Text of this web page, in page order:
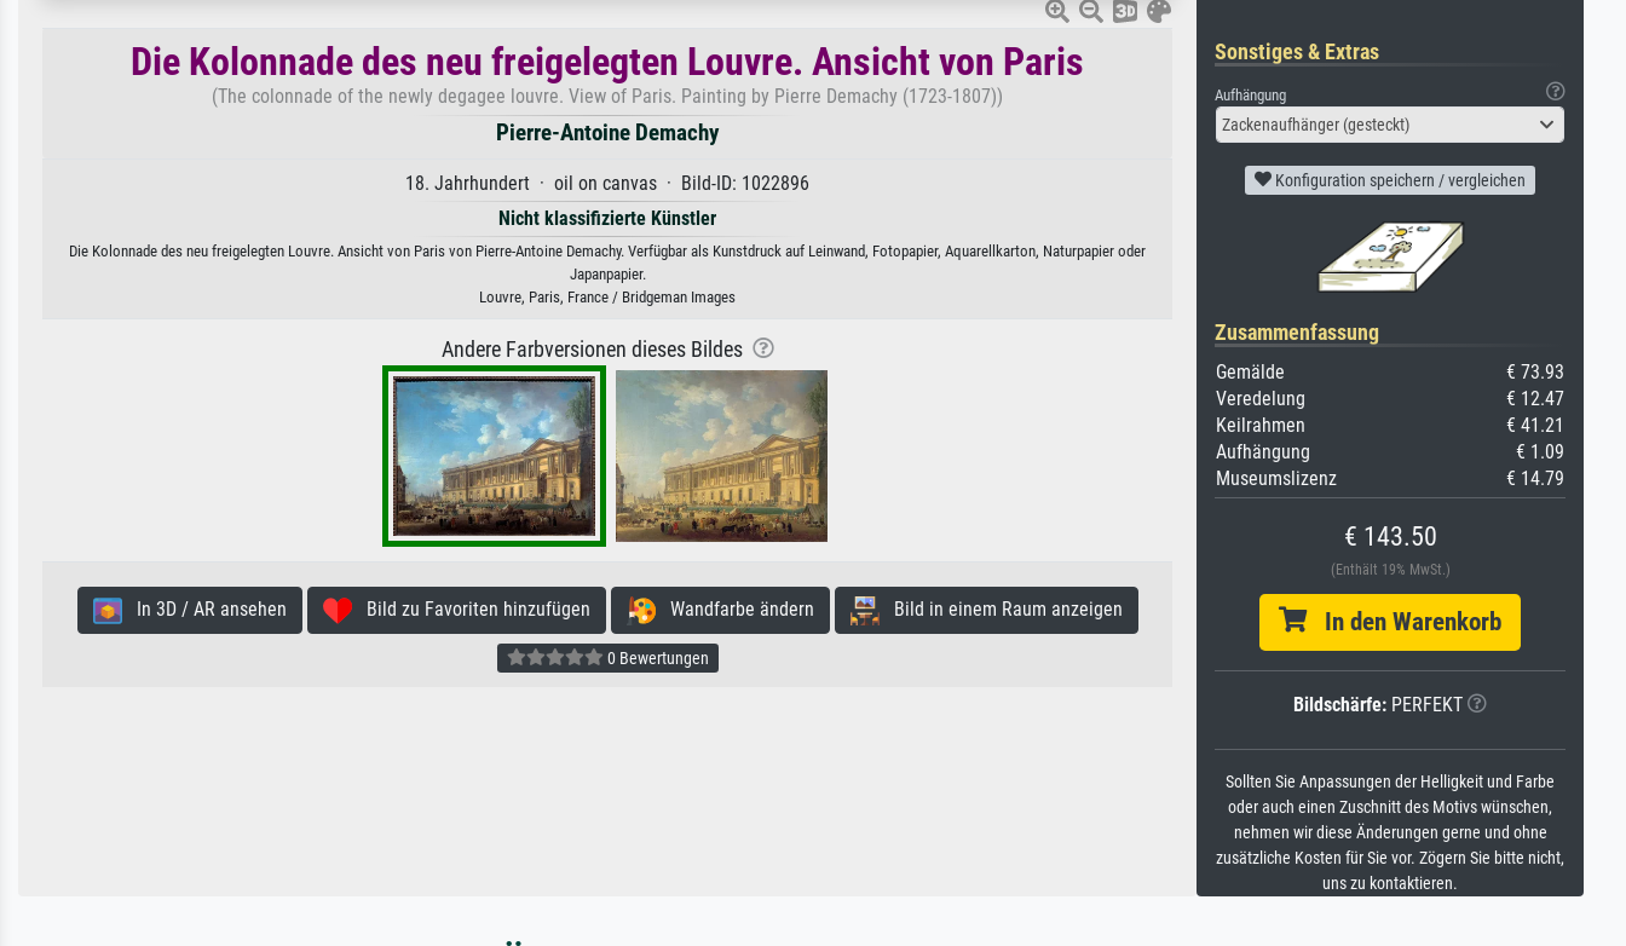
Die Kolonnade des neu freigelegten Louvre. Ansicht von Paris
(The colonnade of the newly degagee louvre. View of Paris. Painting by Pierre Demachy (1723-1807))
Pierre-Antoine Demachy
18. Jahrhundert · oil on canvas · Bild-ID: 1022896
Nicht klassifizierte Künstler
Die Kolonnade des neu freigelegten Louvre. Ansicht von Paris von Pierre-Antoine Demachy. Verfügbar als Kunstdruck auf Leinwand, Fotopapier, Aquarellkarton, Naturpapier oder
Japanpapier.
Louvre, Paris, France / Bridgeman Images
Andere Farbversionen dieses Bildes
In 3D / AR ansehen Bild zu Favoriten hinzufügen Wandfarbe ändern Bild in einem Raum anzeigen
0 Bewertungen
Sonstiges & Extras
Aufhängung
Zackenaufhänger (gesteckt)
Konfiguration speichern / vergleichen
Zusammenfassung
Gemälde
€ 73.93
Veredelung
€ 12.47
Keilrahmen
€ 41.21
Aufhängung
€ 1.09
Museumslizenz
€ 14.79
€ 143.50
(Enthält 19% MwSt.)
In den Warenkorb
Bildschärfe: PERFEKT
Sollten Sie Anpassungen der Helligkeit und Farbe
oder auch einen Zuschnitt des Motivs wünschen,
nehmen wir diese Änderungen gerne und ohne
zusätzliche Kosten für Sie vor. Zögern Sie bitte nicht,
uns zu kontaktieren.